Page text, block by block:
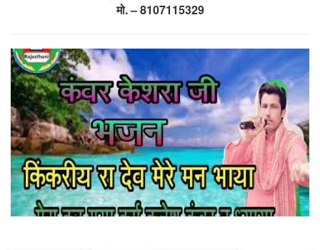
मो. – 8107115329